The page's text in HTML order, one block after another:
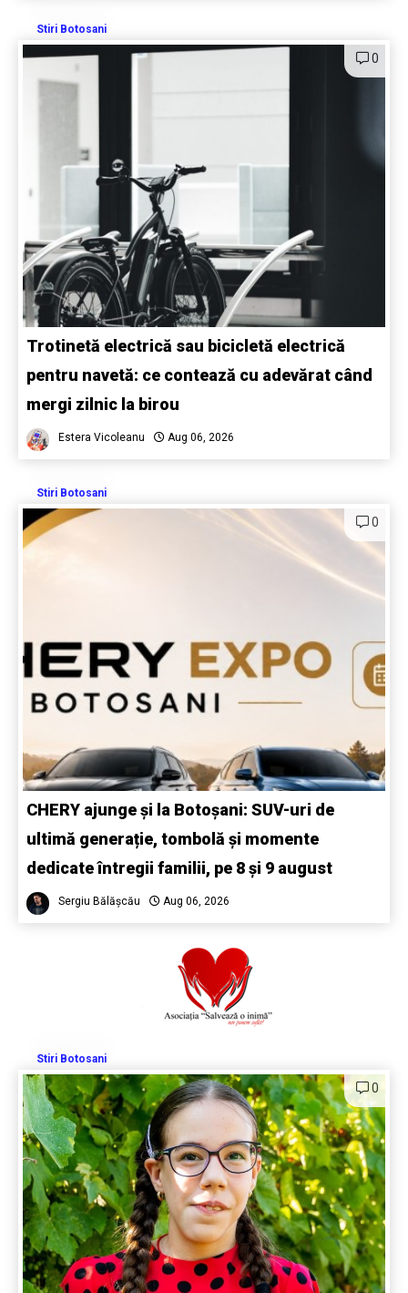
Stiri Botosani
0
Trotinetă electrică sau bicicletă electrică
pentru navetă: ce contează cu adevărat când
mergi zilnic la birou
Estera Vicoleanu Aug 06, 2026
Stiri Botosani
0
CHERY ajunge și la Botoșani: SUV-uri de
ultimă generație, tombolă și momente
dedicate întregii familii, pe 8 și 9 august
Sergiu Bălășcău Aug 06, 2026
Stiri Botosani
0